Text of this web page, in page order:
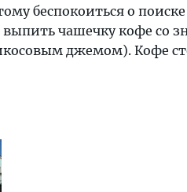
беспокоиться о
выпить чашечку кофе со
джемом). Кофе